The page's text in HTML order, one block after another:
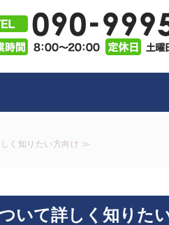
ア起業支援・IT
く知りたい方向け ≫
いて詳しく知りた